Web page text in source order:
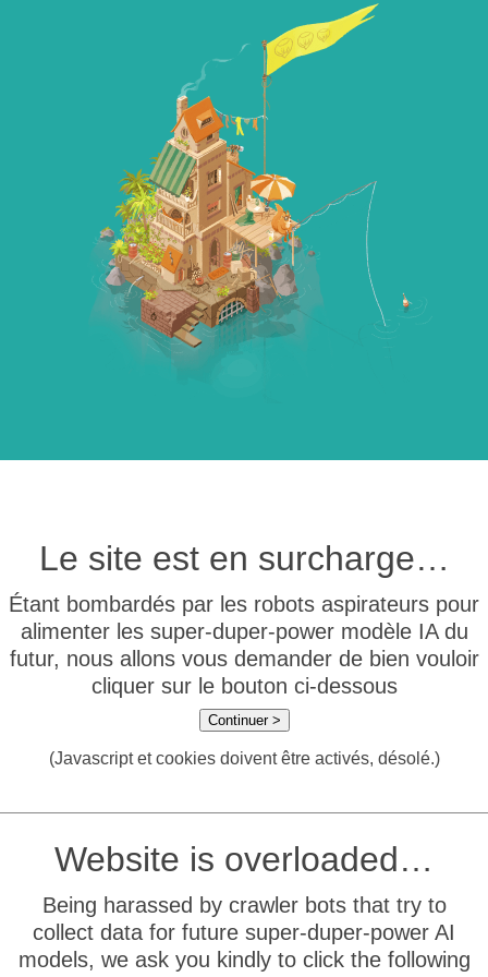
Le site est en surcharge…
Étant bombardés par les robots aspirateurs pour
alimenter les super-duper-power modèle IA du
futur, nous allons vous demander de bien vouloir
cliquer sur le bouton ci-dessous
Continuer >
(Javascript et cookies doivent être activés, désolé.)
Website is overloaded…
Being harassed by crawler bots that try to
collect data for future super-duper-power AI
models, we ask you kindly to click the following